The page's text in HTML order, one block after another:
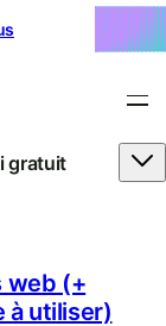
gratuit
web (+
à utiliser)